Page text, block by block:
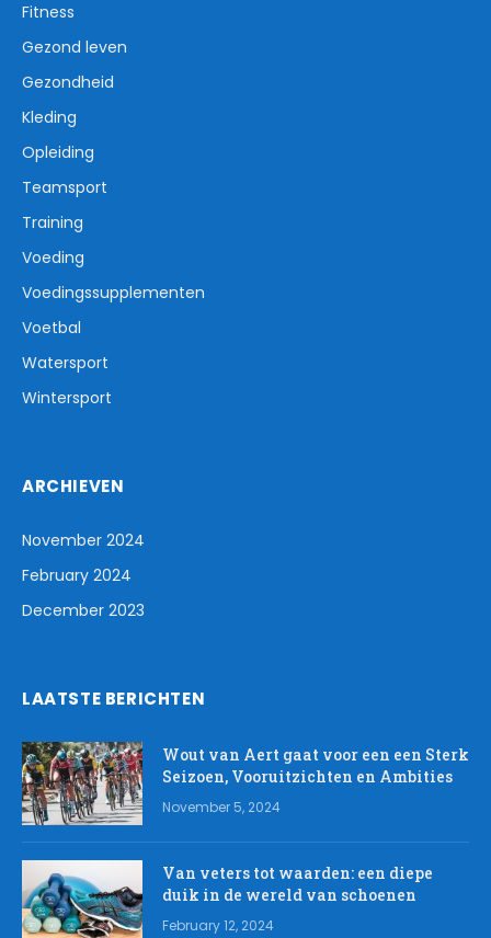
Fitness
Gezond leven
Gezondheid
Kleding
Opleiding
Teamsport
Training
Voeding
Voedingssupplementen
Voetbal
Watersport
Wintersport
ARCHIEVEN
November 2024
February 2024
December 2023
LAATSTE BERICHTEN
Wout van Aert gaat voor een een Sterk
Seizoen, Vooruitzichten en Ambities
November 5, 2024
Van veters tot waarden: een diepe
duik in de wereld van schoenen
February 12, 2024